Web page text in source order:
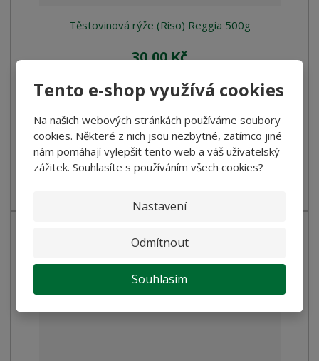
Tento e-shop využívá cookies
Na našich webových stránkách používáme soubory
cookies. Některé z nich jsou nezbytné, zatímco jiné
nám pomáhají vylepšit tento web a váš uživatelský
zážitek. Souhlasíte s používáním všech cookies?
Nastavení
Odmítnout
Souhlasím
Těstovinová rýže (Riso) Reggia 500g
30,00 Kč
Koupit
SKLADEM
Malá těstovinová zrnka, která připomínají rýži. Vhodná do